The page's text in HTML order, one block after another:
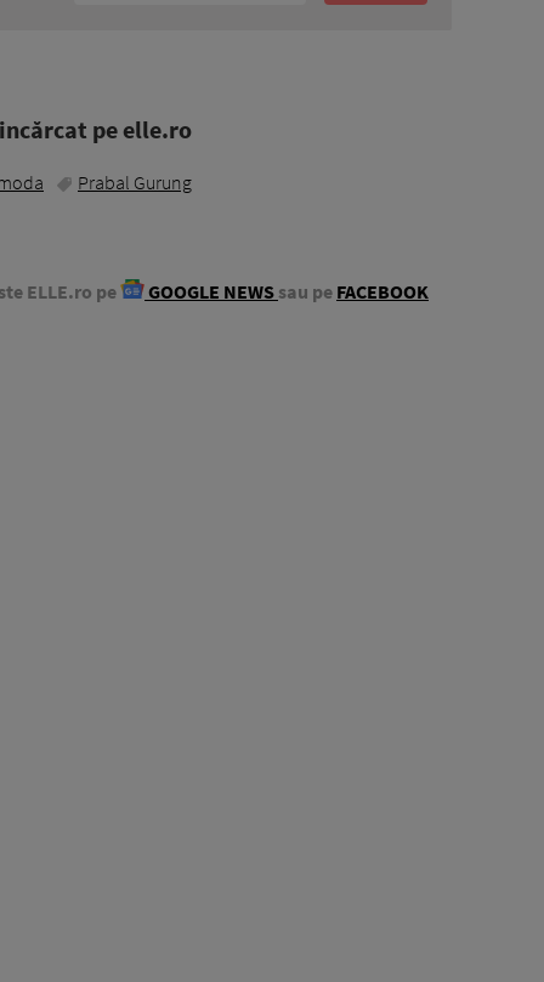
pe elle.ro
Prabal Gurung
ELLE.ro pe GOOGLE NEWS sau pe FACEBOOK